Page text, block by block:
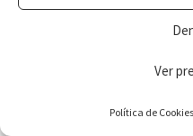
Ver
Política de Cookies
© Produpel | Productos de